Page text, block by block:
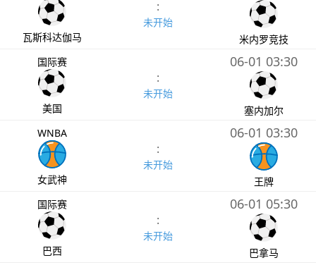
瓦斯科达伽马
:
未开始
米内罗竞技
国际赛
美国
:
未开始
06-01 03:30
塞内加尔
WNBA
女武神
:
未开始
06-01 03:30
王牌
国际赛
巴西
:
未开始
06-01 05:30
巴拿马